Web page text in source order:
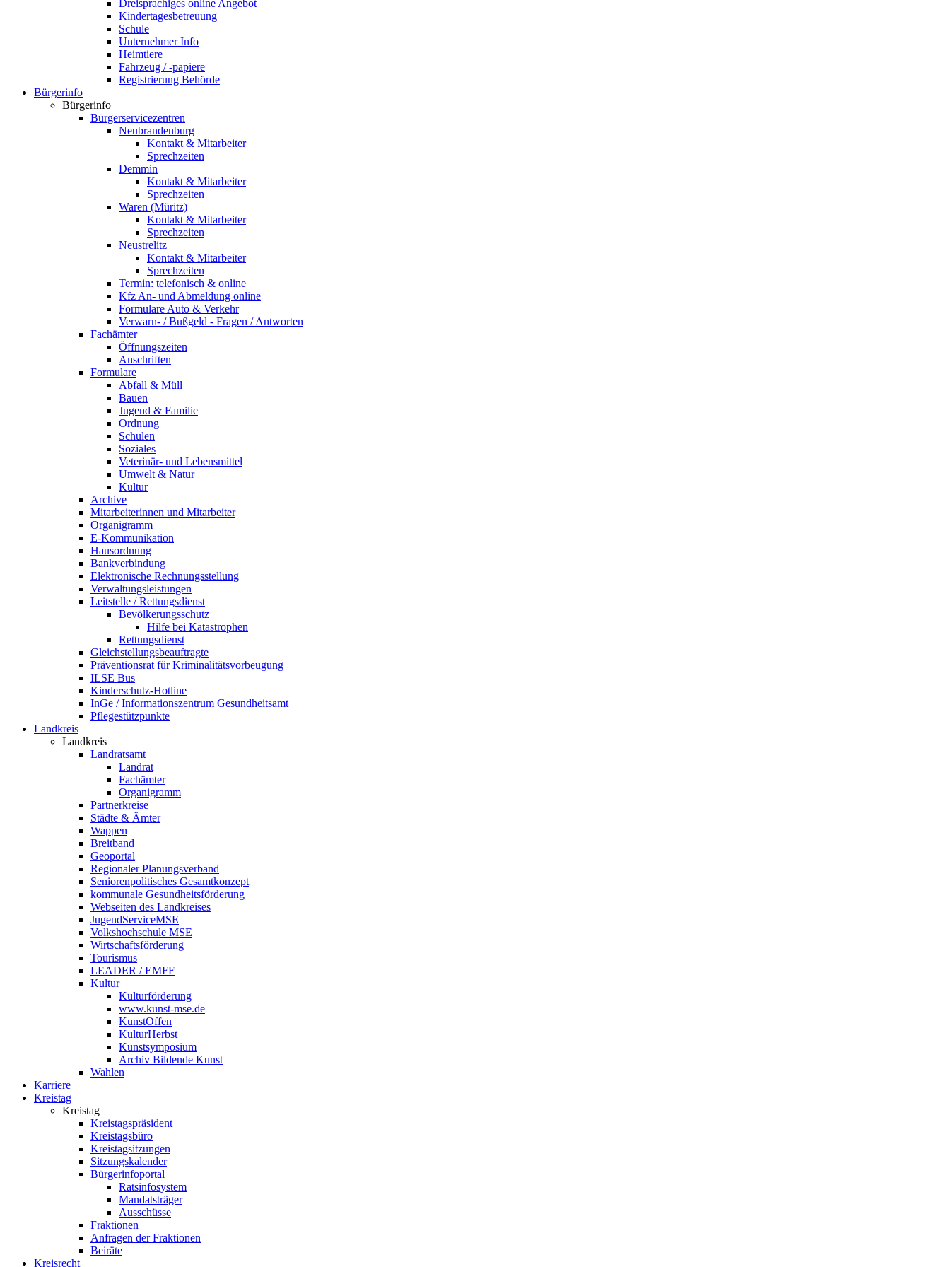
Dreisprachiges online Angebot
Kindertagesbetreuung
Schule
Unternehmer Info
Heimtiere
Fahrzeug / -papiere
Registrierung Behörde
Bürgerinfo
Bürgerinfo
Bürgerservicezentren
Neubrandenburg
Kontakt & Mitarbeiter
Sprechzeiten
Demmin
Kontakt & Mitarbeiter
Sprechzeiten
Waren (Müritz)
Kontakt & Mitarbeiter
Sprechzeiten
Neustrelitz
Kontakt & Mitarbeiter
Sprechzeiten
Termin: telefonisch & online
Kfz An- und Abmeldung online
Formulare Auto & Verkehr
Verwarn- / Bußgeld - Fragen / Antworten
Fachämter
Öffnungszeiten
Anschriften
Formulare
Abfall & Müll
Bauen
Jugend & Familie
Ordnung
Schulen
Soziales
Veterinär- und Lebensmittel
Umwelt & Natur
Kultur
Archive
Mitarbeiterinnen und Mitarbeiter
Organigramm
E-Kommunikation
Hausordnung
Bankverbindung
Elektronische Rechnungsstellung
Verwaltungsleistungen
Leitstelle / Rettungsdienst
Bevölkerungsschutz
Hilfe bei Katastrophen
Rettungsdienst
Gleichstellungsbeauftragte
Präventionsrat für Kriminalitätsvorbeugung
ILSE Bus
Kinderschutz-Hotline
InGe / Informationszentrum Gesundheitsamt
Pflegestützpunkte
Landkreis
Landkreis
Landratsamt
Landrat
Fachämter
Organigramm
Partnerkreise
Städte & Ämter
Wappen
Breitband
Geoportal
Regionaler Planungsverband
Seniorenpolitisches Gesamtkonzept
kommunale Gesundheitsförderung
Webseiten des Landkreises
JugendServiceMSE
Volkshochschule MSE
Wirtschaftsförderung
Tourismus
LEADER / EMFF
Kultur
Kulturförderung
www.kunst-mse.de
KunstOffen
KulturHerbst
Kunstsymposium
Archiv Bildende Kunst
Wahlen
Karriere
Kreistag
Kreistag
Kreistagspräsident
Kreistagsbüro
Kreistagsitzungen
Sitzungskalender
Bürgerinfoportal
Ratsinfosystem
Mandatsträger
Ausschüsse
Fraktionen
Anfragen der Fraktionen
Beiräte
Kreisrecht